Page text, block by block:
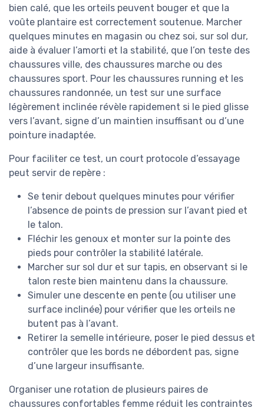
bien calé, que les orteils peuvent bouger et que la
voûte plantaire est correctement soutenue. Marcher
quelques minutes en magasin ou chez soi, sur sol dur,
aide à évaluer l’amorti et la stabilité, que l’on teste des
chaussures ville, des chaussures marche ou des
chaussures sport. Pour les chaussures running et les
chaussures randonnée, un test sur une surface
légèrement inclinée révèle rapidement si le pied glisse
vers l’avant, signe d’un maintien insuffisant ou d’une
pointure inadaptée.
Pour faciliter ce test, un court protocole d’essayage
peut servir de repère :
Se tenir debout quelques minutes pour vérifier
l’absence de points de pression sur l’avant pied et
le talon.
Fléchir les genoux et monter sur la pointe des
pieds pour contrôler la stabilité latérale.
Marcher sur sol dur et sur tapis, en observant si le
talon reste bien maintenu dans la chaussure.
Simuler une descente en pente (ou utiliser une
surface inclinée) pour vérifier que les orteils ne
butent pas à l’avant.
Retirer la semelle intérieure, poser le pied dessus et
contrôler que les bords ne débordent pas, signe
d’une largeur insuffisante.
Organiser une rotation de plusieurs paires de
chaussures confortables femme réduit les contraintes